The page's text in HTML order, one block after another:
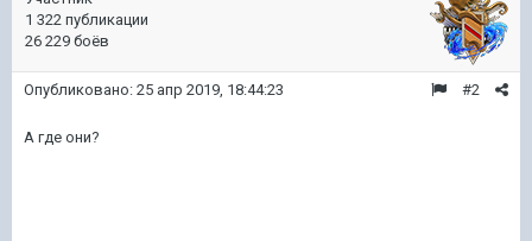
1 322 публикации
26 229 боёв
#2
Опубликовано: 25 апр 2019, 18:44:23
А где они?